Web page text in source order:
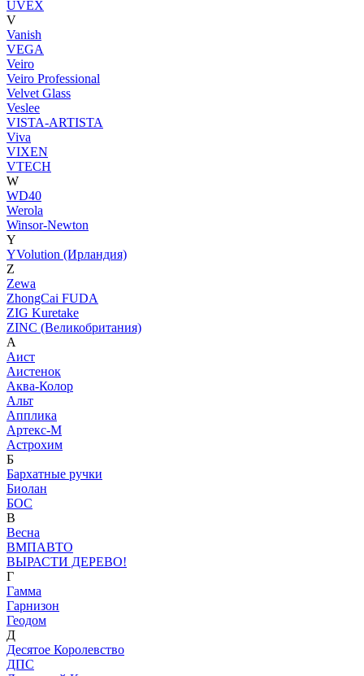
UVEX
V
Vanish
VEGA
Veiro
Veiro Professional
Velvet Glass
Veslee
VISTA-ARTISTA
Viva
VIXEN
VTECH
W
WD40
Werola
Winsor-Newton
Y
YVolution (Ирландия)
Z
Zewa
ZhongCai FUDA
ZIG Kuretake
ZINC (Великобритания)
А
Аист
Аистенок
Аква-Колор
Альт
Апплика
Артекс-М
Астрохим
Б
Бархатные ручки
Биолан
БОС
В
Весна
ВМПАВТО
ВЫРАСТИ ДЕРЕВО!
Г
Гамма
Гарнизон
Геодом
Д
Десятое Королевство
ДПС